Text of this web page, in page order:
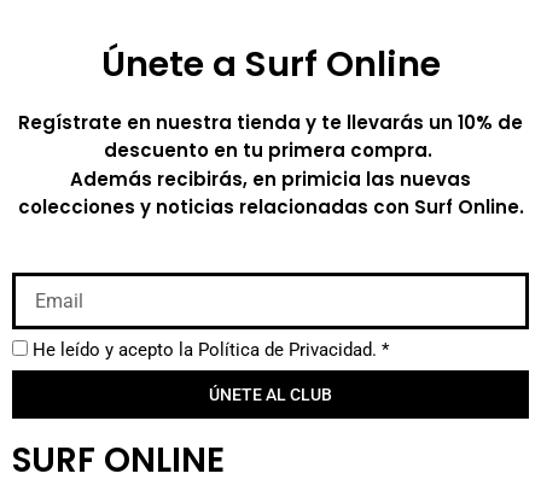
Únete a Surf Online
Regístrate en nuestra tienda y te llevarás un 10% de
descuento en tu primera compra.
Además recibirás, en primicia las nuevas
colecciones y noticias relacionadas con Surf Online.
He leído y acepto la Política de Privacidad. *
ÚNETE AL CLUB
SURF ONLINE